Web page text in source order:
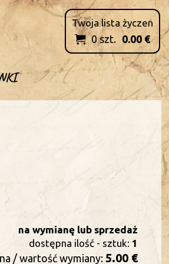
Twoja lista życzen
 0szt. 0.00 €
na wymianę lub sprzedaż
dostępna ilość - sztuk: 1
/ wartość wymiany:5.00 €